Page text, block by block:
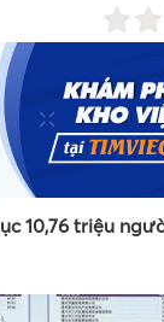
10,76 triệu